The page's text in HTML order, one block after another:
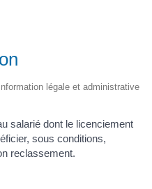
légale et administrative
salarié dont le licenciement
sous conditions,
reclassement.